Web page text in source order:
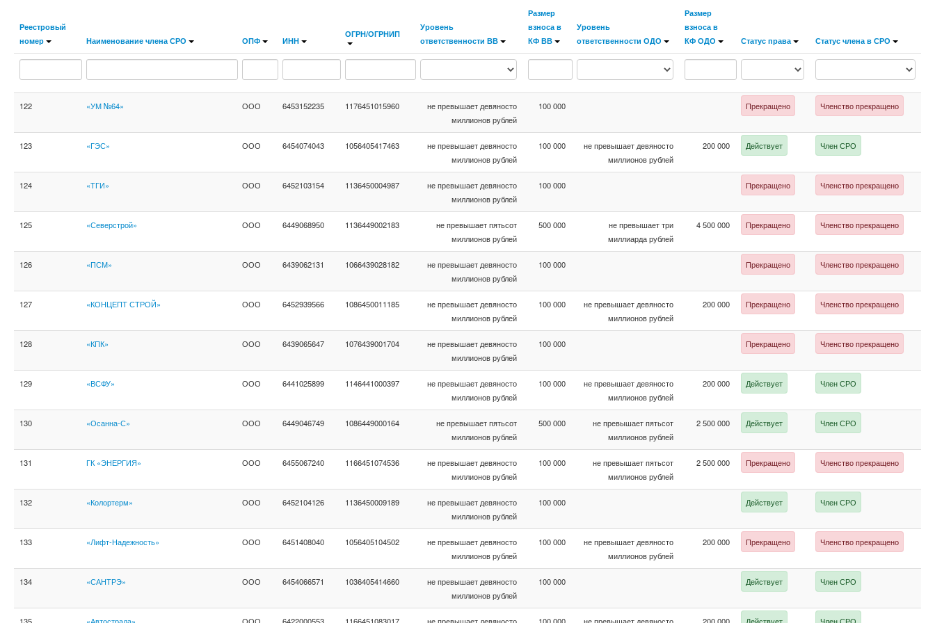
Реестровый
номер
Наименование члена СРО ОПФ ИНН
ОГРН/ОГРНИП
Уровень
ответственности ВВ
Размер
взноса в
КФ ВВ
Уровень
ответственности ОДО
Размер
взноса в
КФ ОДО
Статус права Статус члена в СРО
122 «УМ №64» ООО 6453152235 1176451015960
не превышает девяносто
миллионов рублей
100 000 Прекращено Членство прекращено
123 «ГЭС» ООО 6454074043 1056405417463
не превышает девяносто
миллионов рублей
100 000
не превышает девяносто
миллионов рублей
200 000 Действует Член СРО
124 «ТГИ» ООО 6452103154 1136450004987
не превышает девяносто
миллионов рублей
100 000 Прекращено Членство прекращено
125 «Северстрой» ООО 6449068950 1136449002183
не превышает пятьсот
миллионов рублей
500 000
не превышает три
миллиарда рублей
4 500 000 Прекращено Членство прекращено
126 «ПСМ» ООО 6439062131 1066439028182
не превышает девяносто
миллионов рублей
100 000 Прекращено Членство прекращено
127 «КОНЦЕПТ СТРОЙ» ООО 6452939566 1086450011185
не превышает девяносто
миллионов рублей
100 000
не превышает девяносто
миллионов рублей
200 000 Прекращено Членство прекращено
128 «КПК» ООО 6439065647 1076439001704
не превышает девяносто
миллионов рублей
100 000 Прекращено Членство прекращено
129 «ВСФУ» ООО 6441025899 1146441000397
не превышает девяносто
миллионов рублей
100 000
не превышает девяносто
миллионов рублей
200 000 Действует Член СРО
130 «Осанна-С» ООО 6449046749 1086449000164
не превышает пятьсот
миллионов рублей
500 000
не превышает пятьсот
миллионов рублей
2 500 000 Действует Член СРО
131 ГК «ЭНЕРГИЯ» ООО 6455067240 1166451074536
не превышает девяносто
миллионов рублей
100 000
не превышает пятьсот
миллионов рублей
2 500 000 Прекращено Членство прекращено
132 «Колортерм» ООО 6452104126 1136450009189
не превышает девяносто
миллионов рублей
100 000 Действует Член СРО
133 «Лифт-Надежность» ООО 6451408040 1056405104502
не превышает девяносто
миллионов рублей
100 000
не превышает девяносто
миллионов рублей
200 000 Прекращено Членство прекращено
134 «САНТРЭ» ООО 6454066571 1036405414660
не превышает девяносто
миллионов рублей
100 000 Действует Член СРО